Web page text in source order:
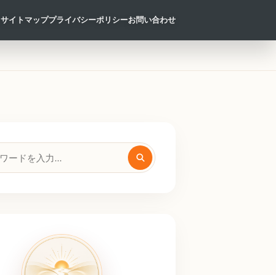
サイトマッププライバシーポリシーお問い合わせ